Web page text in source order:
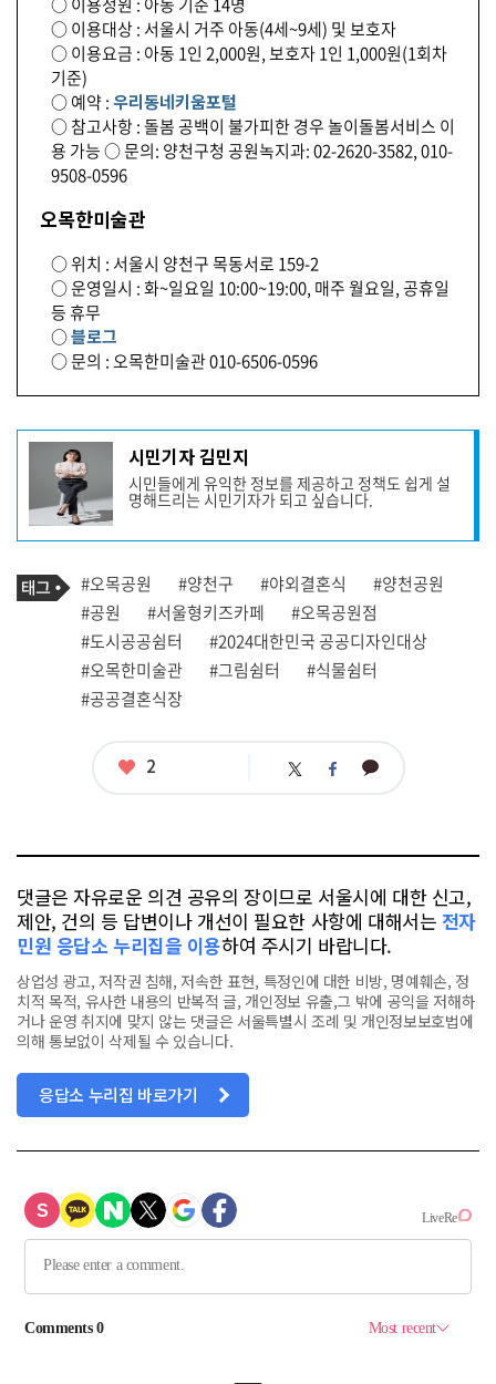
○ 이용대상 : 서울시 거주 아동(4세~9세) 및 보호자
○ 이용요금 : 아동 1인 2,000원, 보호자 1인 1,000원(1회차
기준)
○ 예약 :우리동네키움포털
○ 참고사항 : 돌봄 공백이 불가피한 경우 놀이돌봄서비스 이
용 가능 ○ 문의: 양천구청 공원녹지과: 02-2620-3582, 010-
9508-0596
오목한미술관
○ 위치 : 서울시 양천구 목동서로 159-2
○ 운영일시 : 화~일요일 10:00~19:00, 매주 월요일, 공휴일
등 휴무
○블로그
○ 문의 : 오목한미술관 010-6506-0596
기
성
자
프
필
시민기자 김민지
시민들에게 유익한 정보를 제공하고 정책도 쉽게 설
명해드리는 시민기자가 되고 싶습니다.
기
사
관
련
태
그
태
그
#오목공원 #양천구 #야외결혼식
#양천공원
#공원
#서울형키즈카페
#오목공원점
#도시공공쉼터
#2024대한민국 공공디자인대상
#오목한미술관
#그림쉼터
#식물쉼터
#공공결혼식장
좋
2 트 페 카
댓글은 자유로운 의견 공유의 장이므로 서울시에 대한 신고,
제안, 건의 등 답변이나 개선이 필요한 사항에 대해서는 전자
민원 응답소 누리집을 이용하여 주시기 바랍니다.
상업성 광고, 저작권 침해, 저속한 표현, 특정인에 대한 비방, 명예훼손, 정
치적 목적, 유사한 내용의 반복적 글, 개인정보 유출,그 밖에 공익을 저해하
거나 운영 취지에 맞지 않는 댓글은 서울특별시 조례 및 개인정보보호법에
의해 통보없이 삭제될 수 있습니다.
응답소 누리집 바로가기